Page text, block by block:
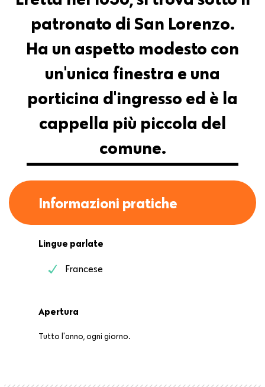
patronato di San Lorenzo.
Ha un aspetto modesto con
un'unica finestra e una
porticina d'ingresso ed è la
cappella più piccola del
comune.
Informazioni pratiche
Lingue parlate
Francese
Apertura
Tutto l'anno, ogni giorno.